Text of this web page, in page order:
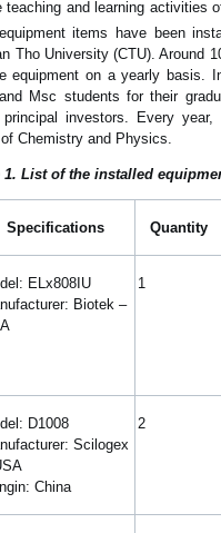
and learning activities
items have been
Tho University (CTU). Around
equipment on a yearly basis.
Msc students for their
investors. Every
Chemistry and Physics.
1. List of the installed
Specifications Quantity
ELx808IU
Biotek –
1
D1008
Scilogex
China
2